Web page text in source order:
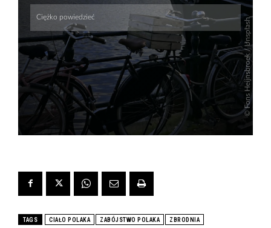
TAGS CIAŁO POLAKA ZABÓJSTWO POLAKA ZBRODNIA